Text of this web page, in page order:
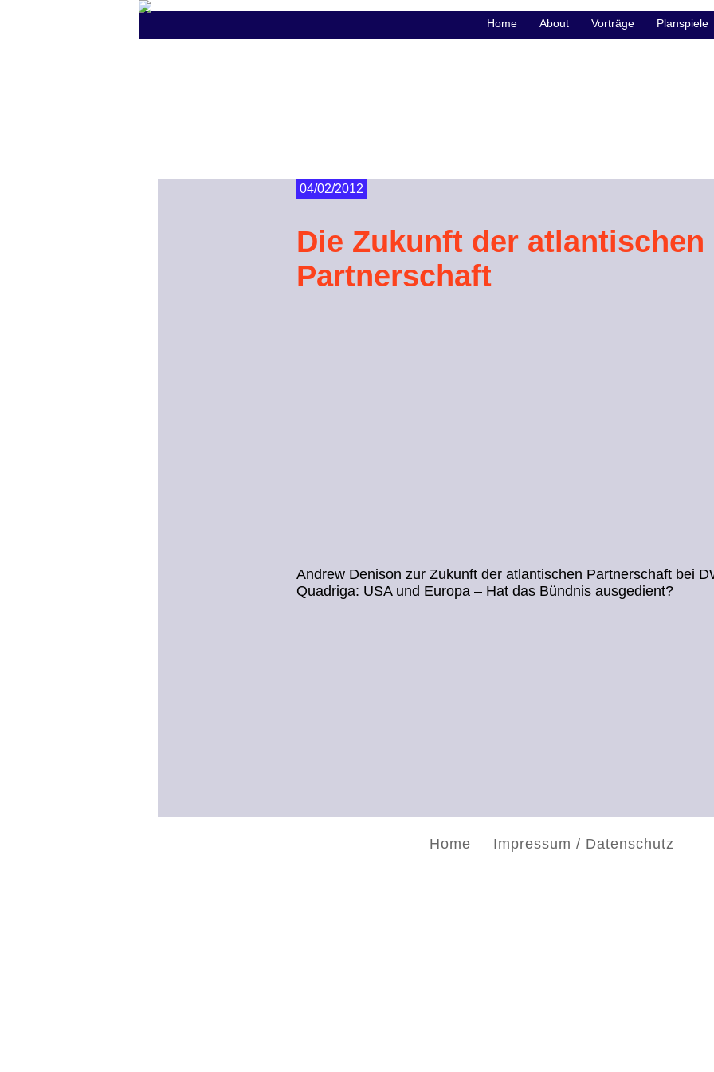
04/02/2012
Die Zukunft der atlantischen
Partnerschaft
Andrew Denison zur Zukunft der atlantischen Partnerschaft bei
Quadriga: USA und Europa – Hat das Bündnis ausgedient?
Home Impressum / Datenschutz
Home About Vorträge Planspiele